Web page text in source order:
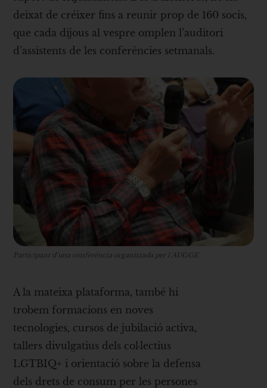
deixat de créixer fins a reunir prop de 160 socis,
que cada dijous al vespre omplen l’auditori
d’assistents de les conferències setmanals.
A la mateixa plataforma, també hi
trobem formacions en noves
tecnologies, cursos de jubilació activa,
tallers divulgatius dels col·lectius
LGTBIQ+ i orientació sobre la defensa
dels drets de consum per les persones
Participant d´una conferència organitzada per l´AUGGE